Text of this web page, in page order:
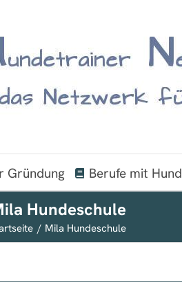
Gründung Berufe mit Hund
Hundeschule
Mila Hundeschule